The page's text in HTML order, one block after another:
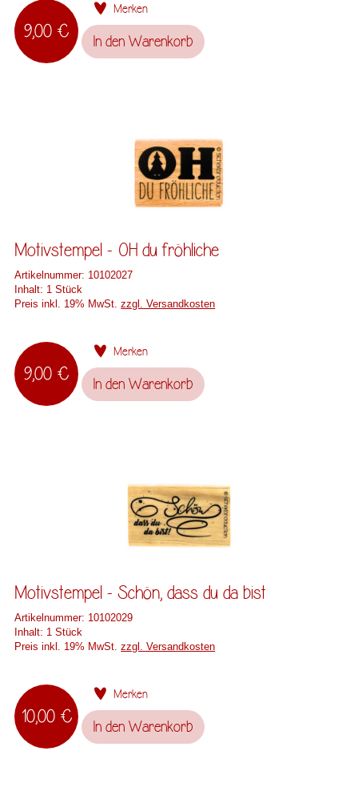
9,00 €
Merken
In den Warenkorb
Motivstempel - OH du fröhliche
Artikelnummer: 10102027
Inhalt: 1 Stück
Preis inkl. 19% MwSt.zzgl. Versandkosten
9,00 €
Merken
In den Warenkorb
Motivstempel - Schön, dass du da bist
Artikelnummer: 10102029
Inhalt: 1 Stück
Preis inkl. 19% MwSt.zzgl. Versandkosten
10,00 €
Merken
In den Warenkorb